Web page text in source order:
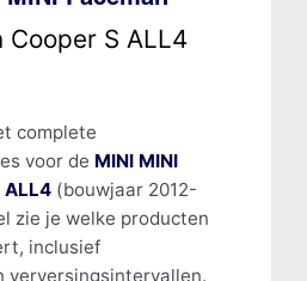
Cooper S ALL4
complete
voor de MINI MINI
ALL4(bouwjaar 2012-
zie je welke producten
inclusief
verversingsintervallen.